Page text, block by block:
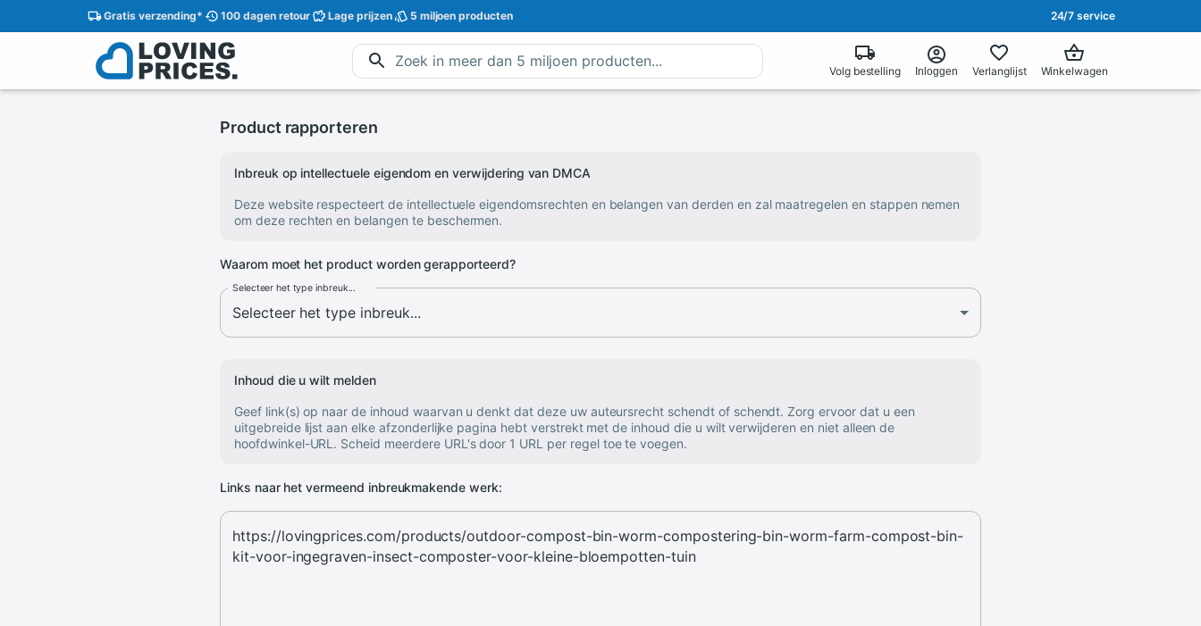
Gratisverzending* 100 dagenretour Lage prijzen 5 miljoen producten 24/7 service
Volg bestelling Inloggen Verlanglijst Winkelwagen
Product rapporteren
Inbreuk op intellectuele eigendom en verwijdering van DMCA
Deze website respecteert de intellectuele eigendomsrechten en belangen van derden en zal maatregelen en stappen nemen
om deze rechten en belangen te beschermen.
Waarom moet het product worden gerapporteerd?
Selecteer het type inbreuk...
Inhoud die u wilt melden
Geef link(s) op naar de inhoud waarvan u denkt dat deze uw auteursrecht schendt of schendt. Zorg ervoor dat u een
uitgebreide lijst aan elke afzonderlijke pagina hebt verstrekt met de inhoud die u wilt verwijderen en niet alleen de
hoofdwinkel-URL. Scheid meerdere URL's door 1 URL per regel toe te voegen.
Links naar het vermeend inbreukmakende werk: